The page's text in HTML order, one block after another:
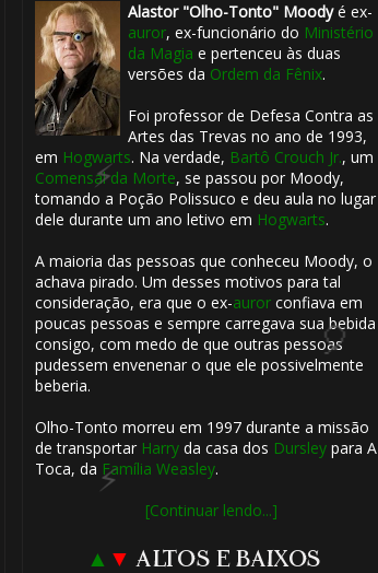
Alastor "Olho-Tonto" Moodyé ex-
auror, ex-funcionário do Ministério
da Magia e pertenceu às duas
versões da Ordem da Fênix.
Foi professor de Defesa Contra as
Artes das Trevas no ano de 1993,
em Hogwarts. Na verdade, Bartô Crouch Jr., um
Comensal da Morte, se passou por Moody,
tomando a Poção Polissuco e deu aula no lugar
dele durante um ano letivo em Hogwarts.
A maioria das pessoas que conheceu Moody, o
achava pirado. Um desses motivos para tal
consideração, era que o ex-aurorconfiava em
poucas pessoas e sempre carregava sua bebida
consigo, com medo de que outras pessoas
pudessem envenenar o que ele possivelmente
beberia.
Olho-Tonto morreu em 1997 durante a missão
de transportar Harryda casa dos Dursleypara A
Toca, da Família Weasley.
[Continuar lendo...]
▲ ▼ ALTOS E BAIXOS
1️⃣ 8️⃣